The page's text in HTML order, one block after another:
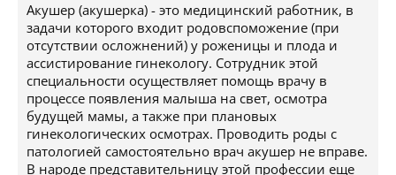
Акушер (акушерка) - это медицинский работник, в
задачи которого входит родовспоможение (при
отсутствии осложнений) у роженицы и плода и
ассистирование гинекологу. Сотрудник этой
специальности осуществляет помощь врачу в
процессе появления малыша на свет, осмотра
будущей мамы, а также при плановых
гинекологических осмотрах. Проводить роды с
патологией самостоятельно врач акушер не вправе.
В народе представительницу этой профессии еще